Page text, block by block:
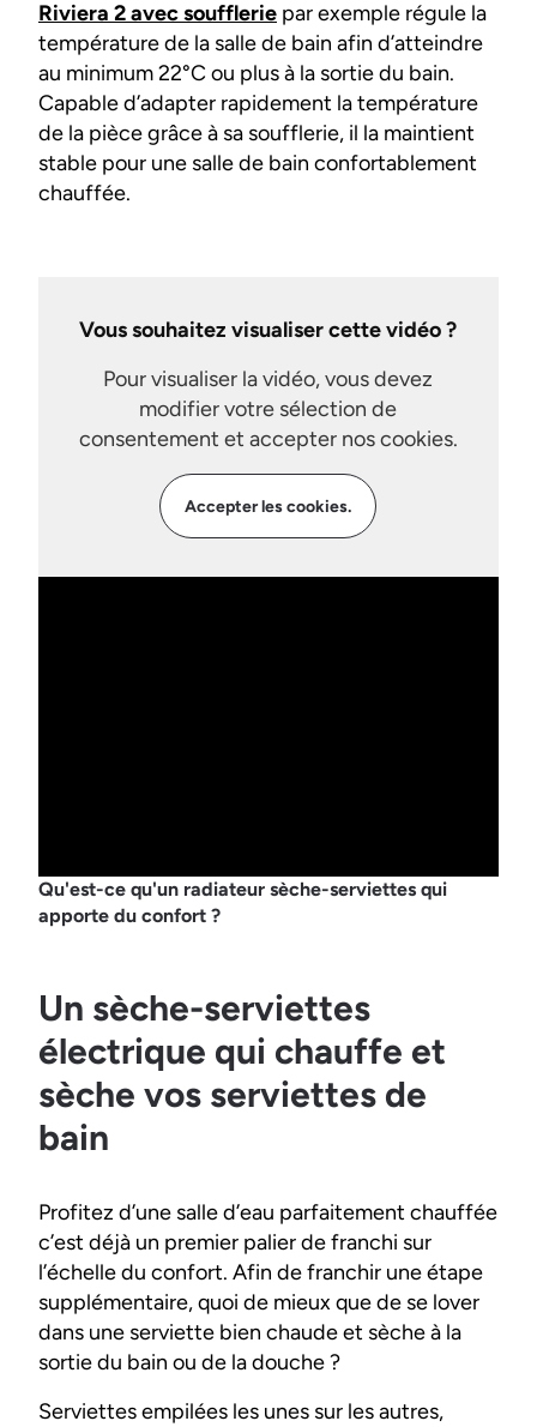
Riviera 2 avec soufflerie par exemple régule la
température de la salle de bain afin d’atteindre
au minimum 22°C ou plus à la sortie du bain.
Capable d’adapter rapidement la température
de la pièce grâce à sa soufflerie, il la maintient
stable pour une salle de bain confortablement
chauffée.
Vous souhaitez visualiser cette vidéo ?
Pour visualiser la vidéo, vous devez
modifier votre sélection de
consentement et accepter nos cookies.
Accepter les cookies.
Qu'est-ce qu'un radiateur sèche-serviettes qui
apporte du confort ?
Un sèche-serviettes
électrique qui chauffe et
sèche vos serviettes de
bain
Profitez d’une salle d’eau parfaitement chauffée
c’est déjà un premier palier de franchi sur
l’échelle du confort. Afin de franchir une étape
supplémentaire, quoi de mieux que de se lover
dans une serviette bien chaude et sèche à la
sortie du bain ou de la douche ?
Serviettes empilées les unes sur les autres,